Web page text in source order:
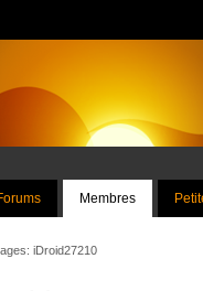
Membres
iDroid27210